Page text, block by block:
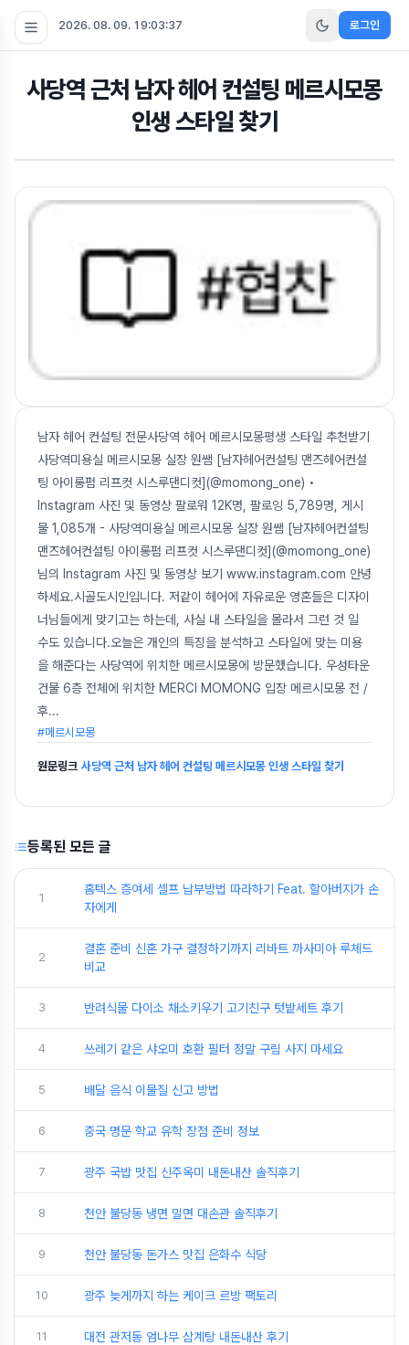
2026. 08. 09. 19:03:37 로그인
사당역 근처 남자 헤어 컨설팅 메르시모몽
인생 스타일 찾기
남자 헤어 컨설팅 전문사당역 헤어 메르시모몽평생 스타일 추천받기
사당역미용실 메르시모몽 실장 원쌤 [남자헤어컨설팅 맨즈헤어컨설
팅 아이롱펌 리프컷 시스루댄디컷](@momong_one) •
Instagram 사진 및 동영상 팔로워 12K명, 팔로잉 5,789명, 게시
물 1,085개 - 사당역미용실 메르시모몽 실장 원쌤 [남자헤어컨설팅
맨즈헤어컨설팅 아이롱펌 리프컷 시스루댄디컷](@momong_one)
님의 Instagram 사진 및 동영상 보기 www.instagram.com 안녕
하세요.시골도시인입니다. 저같이 헤어에 자유로운 영혼들은 디자이
너님들에게 맞기고는 하는데, 사실 내 스타일을 몰라서 그런 것 일
수도 있습니다.오늘은 개인의 특징을 분석하고 스타일에 맞는 미용
을 해준다는 사당역에 위치한 메르시모몽에 방문했습니다. 우성타운
건물 6층 전체에 위치한 MERCI MOMONG 입장 메르시모몽 전 /
후...
#메르시모몽
원문링크 사당역 근처 남자 헤어 컨설팅 메르시모몽 인생 스타일 찾기
등록된 모든 글
1
홈텍스 증여세 셀프 납부방법 따라하기 Feat. 할아버지가 손
자에게
2
결혼 준비 신혼 가구 결정하기까지 리바트 까사미아 루체드
비교
3 반려식물 다이소 채소키우기 고기친구 텃밭세트 후기
4 쓰레기 같은 샤오미 호환 필터 정말 구림 사지 마세요
5 배달 음식 이물질 신고 방법
6 중국 명문 학교 유학 장점 준비 정보
7 광주 국밥 맛집 신주옥미 내돈내산 솔직후기
8 천안 불당동 냉면 밀면 대손관 솔직후기
9 천안 불당동 돈가스 맛집 은화수 식당
10 광주 늦게까지 하는 케이크 르방 팩토리
11 대전 관저동 엄나무 삼계탕 내돈내산 후기